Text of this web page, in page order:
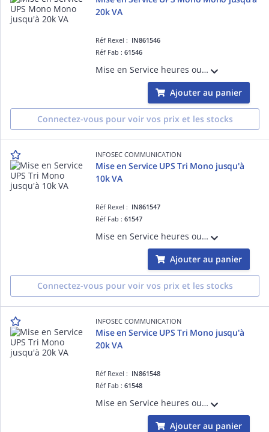
20k VA
Réf Rexel : IN861546
Réf Fab :61546
Mise en Service heures ouvrées Onduleur Mono Mono jusqu'à 20k VA Hors Manutention, Enlèvement, Recyclage sur toutes les refs
Ajouter au panier
Connectez-vous pour voir vos prix et les stocks
INFOSEC COMMUNICATION
Mise en Service UPS Tri Mono jusqu'à
10k VA
Réf Rexel : IN861547
Réf Fab :61547
Mise en Service heures ouvrées Onduleur Tri Mono jusqu'à 10k VA Hors Manutention, Enlèvement, Recyclage sur toutes les refs
Ajouter au panier
Connectez-vous pour voir vos prix et les stocks
INFOSEC COMMUNICATION
Mise en Service UPS Tri Mono jusqu'à
20k VA
Réf Rexel : IN861548
Réf Fab :61548
Mise en Service heures ouvrées Onduleur Tri Mono jusqu'à 20k VA Hors Manutention, Enlèvement, Recyclage sur toutes les refs
Ajouter au panier